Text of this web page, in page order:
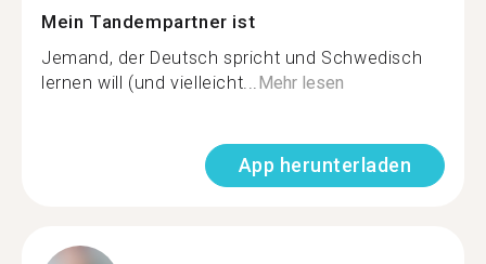
Mein Tandempartner ist
Jemand, der Deutsch spricht und Schwedisch
lernen will (und vielleicht...Mehr lesen
App herunterladen